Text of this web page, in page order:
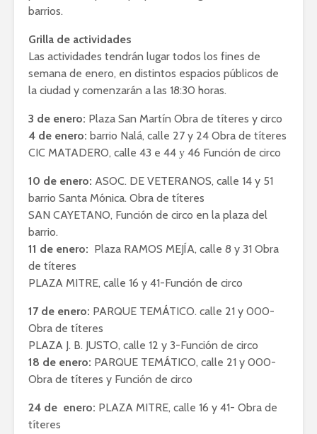
barrios.
Grilla de actividades
Las actividades tendrán lugar todos los fines de
semana de enero, en distintos espacios públicos de
la ciudad y comenzarán a las 18:30 horas.
3 de enero: Plaza San Martín Obra de títeres y circo
4 de enero: barrio Nalá, calle 27 y 24 Obra de títeres
CIC MATADERO, calle 43 e 44 у 46 Función de circo
10 de enero: ASOC. DE VETERANOS, calle 14 y 51
barrio Santa Mónica. Obra de títeres
SAN CAYETANO, Función de circo en la plaza del
barrio.
11 de enero: Plaza RAMOS MEJÍA, calle 8 y 31 Obra
de títeres
PLAZA MITRE, calle 16 y 41-Función de circo
17 de enero: PARQUE TEMÁTICO. calle 21 y 000-
Obra de títeres
PLAZA J. B. JUSTO, calle 12 y 3-Función de circo
18 de enero: PARQUE TEMÁTICO, calle 21 y 000-
Obra de títeres y Función de circo
24 de enero: PLAZA MITRE, calle 16 y 41- Obra de
títeres